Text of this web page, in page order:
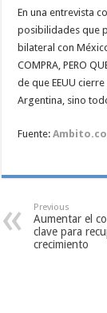
En una entrevista
posibilidades que
bilateral con
COMPRA, PERO
de que EEUU
Argentina, sino
Fuente:
Previous
Aumentar el
clave para
crecimiento